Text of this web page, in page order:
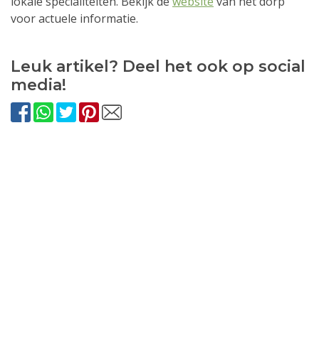
voor actuele informatie.
Leuk artikel? Deel het ook op social
media!